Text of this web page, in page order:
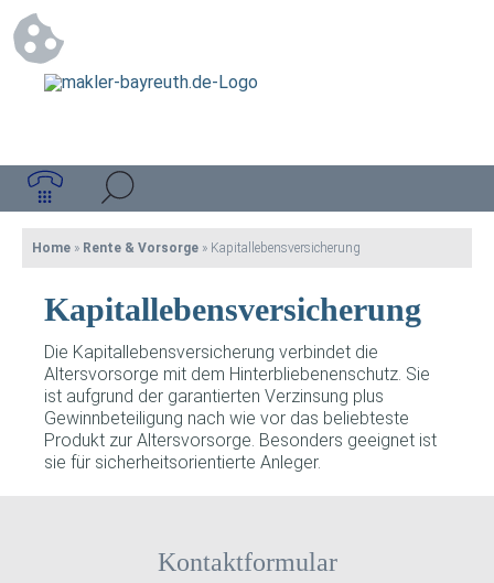
Home » Rente & Vorsorge » Kapitallebensversicherung
Kapitallebensversicherung
Die Kapitallebensversicherung verbindet die
Altersvorsorge mit dem Hinterbliebenenschutz. Sie
ist aufgrund der garantierten Verzinsung plus
Gewinnbeteiligung nach wie vor das beliebteste
Produkt zur Altersvorsorge. Besonders geeignet ist
sie für sicherheitsorientierte Anleger.
Kontaktformular